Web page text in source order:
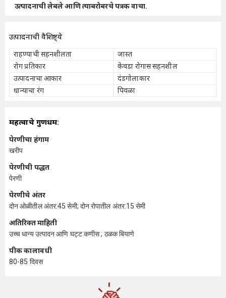
उत्पादनाची लेबले आणि त्याबरोबरचे पत्रक वाचा.
उत्पादनाची वैशिष्ट्ये
राहण्याची सहनशीलता
जास्त
रोग प्रतिकार
केवडा रोगास सहनशील
उत्पादनाचा आकार
दंडगोलाकार
धान्याचा रंग
पिवळा
महत्वाचे गुणधर्म:
पेरणीचा हंगाम
खरीप
पेरणीची पद्धत
पेरणी
पेरणीचे अंतर
दोन ओळीतील अंतर:45 सेमी; दोन रोपातील अंतर:15 सेमी
अतिरिक्त माहिती
उच्च धान्य उत्पादन आणि घट्ट कणीस ; ठळक बियाणे
पीक कालावधी
80-85 दिवस